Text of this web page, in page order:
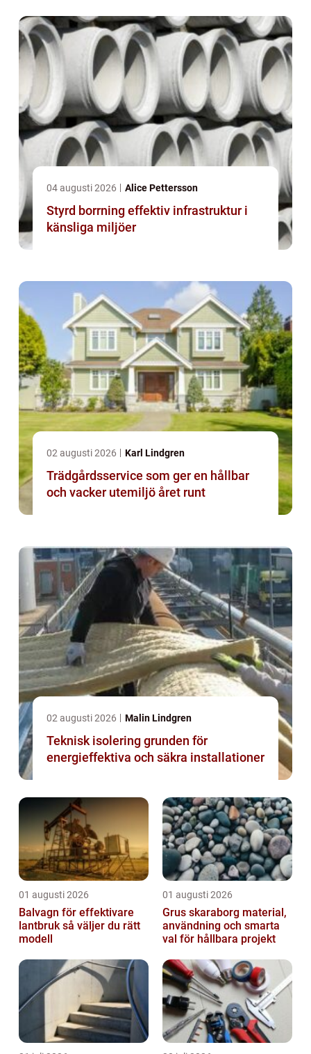
04 augusti 2026 Alice Pettersson
Styrd borrning effektiv infrastruktur i
känsliga miljöer
02 augusti 2026 Karl Lindgren
Trädgårdsservice som ger en hållbar
och vacker utemiljö året runt
02 augusti 2026 Malin Lindgren
Teknisk isolering grunden för
energieffektiva och säkra installationer
01 augusti 2026
Balvagn för effektivare
lantbruk så väljer du rätt
modell
01 augusti 2026
Grus skaraborg material,
användning och smarta
val för hållbara projekt